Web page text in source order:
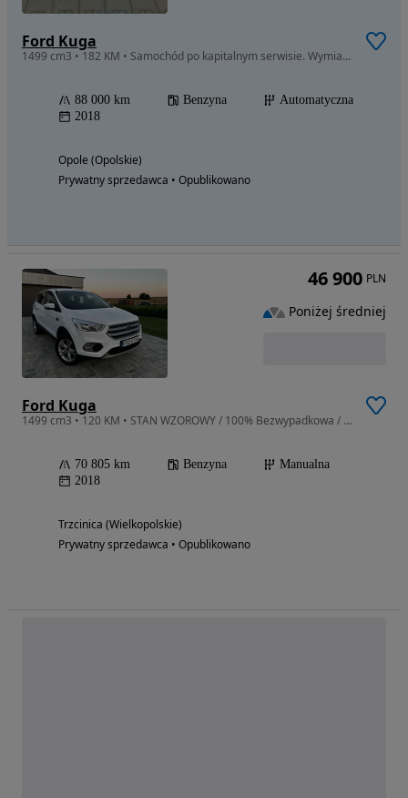
Ford Kuga
1499 cm3 • 182 KM • Samochód po kapitalnym serwisie. Wymiana rozrządu, olej wymienionyhrt
88 000 km Benzyna
Automatyczna
2018
Opole (Opolskie)
Prywatny sprzedawca • Opublikowano
Ford Kuga
1499 cm3 • 120 KM • STAN WZOROWY / 100% Bezwypadkowa / Nawigacja , kamera cofania
70 805 km Benzyna
Manualna
2018
Trzcinica (Wielkopolskie)
Prywatny sprzedawca • Opublikowano
46 900 PLN
Poniżej średniej